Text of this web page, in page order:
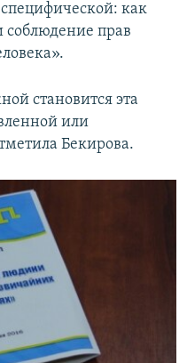
специфической: как
соблюдение прав
становится эта
или
Бекирова.